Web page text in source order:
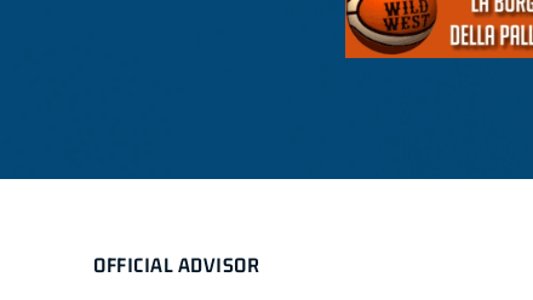
OFFICIAL ADVISOR